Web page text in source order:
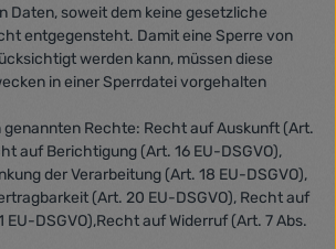
Daten, soweit dem keine gesetzliche
entgegensteht. Damit eine Sperre von
werden kann, müssen diese
in einer Sperrdatei vorgehalten
genannten Rechte: Recht auf Auskunft (Art.
auf Berichtigung (Art. 16 EU-DSGVO),
der Verarbeitung (Art. 18 EU-DSGVO),
(Art. 20 EU-DSGVO), Recht auf
EU-DSGVO),Recht auf Widerruf (Art. 7 Abs.